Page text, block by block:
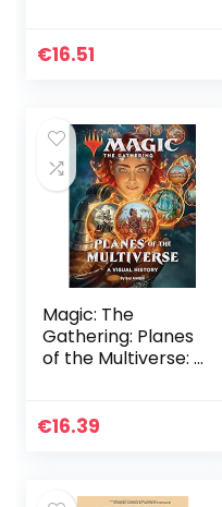
€16.51
Magic: The
Gathering: Planes
of the Multiverse: A
€16.39